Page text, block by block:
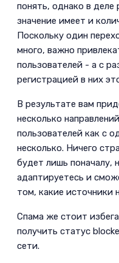
понять, однако в деле
значение имеет и
Поскольку один
много, важно
пользователей - а с
регистрацией в них
В результате вам
несколько
пользователей как с
несколько. Ничего
будет лишь поначалу,
адаптируетесь и
том, какие источники
Спама же стоит
получить статус
сети.